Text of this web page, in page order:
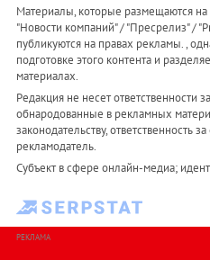
Материалы, которые размещаются на
"Новости компаний" / "Пресрелиз" /
публикуются на правах рекламы. ,
подготовке этого контента и
материалах.
Редакция не несет ответственности
обнародованные в рекламных
законодательству, ответственность
рекламодатель.
Субъект в сфере онлайн-медиа;
РЕКЛАМА